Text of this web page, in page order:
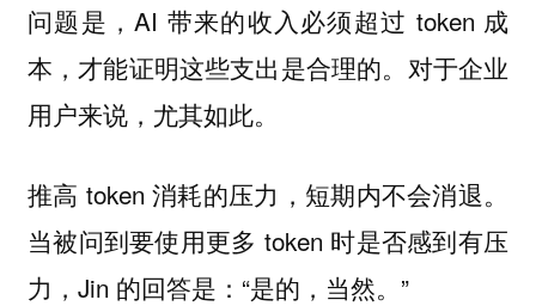
问题是，AI 带来的收入必须超过 token 成
本，才能证明这些支出是合理的。对于企业
用户来说，尤其如此。
推高 token 消耗的压力，短期内不会消退。
当被问到要使用更多 token 时是否感到有压
力，Jin 的回答是：“是的，当然。”